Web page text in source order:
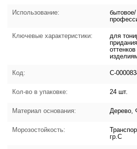
Использование:
бытовое/
Ключевые характеристики:
для
Код: С-
Кол-во в упаковке: 24 шт.
Материал основания: Дерево,
Морозостойкость:
гр.С